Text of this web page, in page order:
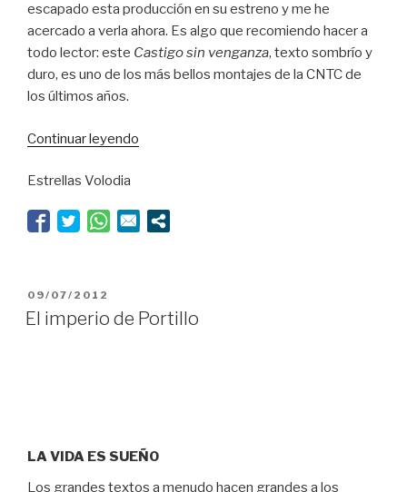
escapado esta producción en su estreno y me he
acercado a verla ahora. Es algo que recomiendo hacer a
todo lector: este Castigo sin venganza, texto sombrío y
duro, es uno de los más bellos montajes de la CNTC de
los últimos años.
Continuar leyendo
espejo”
Estrellas Volodia
PUBLICADO
EL
09/07/2012
El imperio de Portillo
LA VIDA ES SUEÑO
Los grandes textos a menudo hacen grandes a los